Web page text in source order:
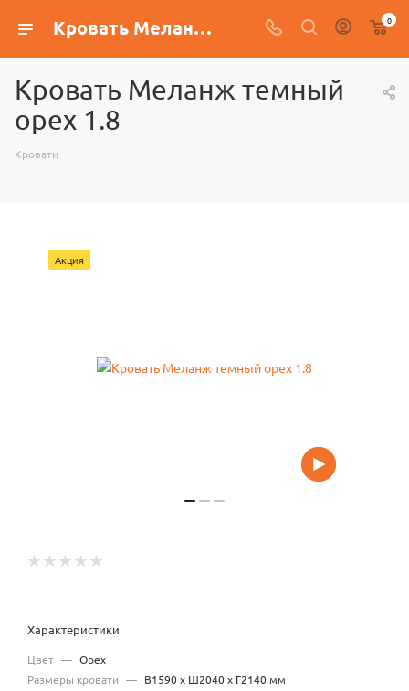
Кровать Меланж темный орех 1.8 0
Кровать Меланж темный
орех 1.8
Кровати
Акция
Характеристики
Цвет — Орех
Размеры кровати — В1590 x Ш2040 x Г2140 мм